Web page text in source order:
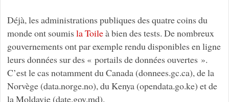
Déjà, les administrations publiques des quatre coins du
monde ont soumis la Toileà bien des tests. De nombreux
gouvernements ont par exemple rendu disponibles en ligne
leurs données sur des « portails de données ouvertes ».
C’est le cas notamment du Canada (donnees.gc.ca), de la
Norvège (data.norge.no), du Kenya (opendata.go.ke) et de
la Moldavie (date.gov.md).